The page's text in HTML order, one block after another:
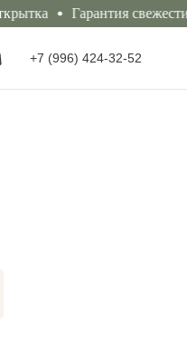
Гарантия свежести 72 часа
+7 (996) 424-32-52